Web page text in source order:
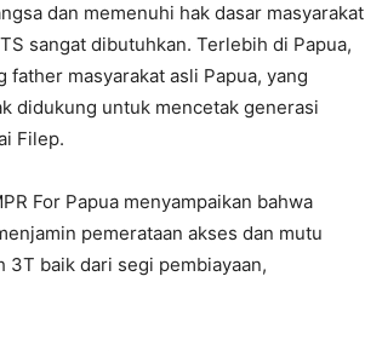
dan memenuhi hak dasar masyarakat
sangat dibutuhkan. Terlebih di Papua,
masyarakat asli Papua, yang
didukung untuk mencetak generasi
Filep.
For Papua menyampaikan bahwa
pemerataan akses dan mutu
3T baik dari segi pembiayaan,